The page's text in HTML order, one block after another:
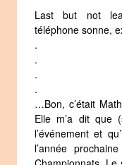
Last but not
téléphone sonne,
.
.
.
.
…Bon, c’était
Elle m’a dit que
l’événement et
l’année